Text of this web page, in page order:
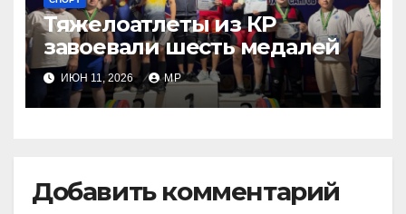
Тяжелоатлеты из КР
завоевали шесть медалей
ИЮН 11, 2026 MP
Добавить комментарий